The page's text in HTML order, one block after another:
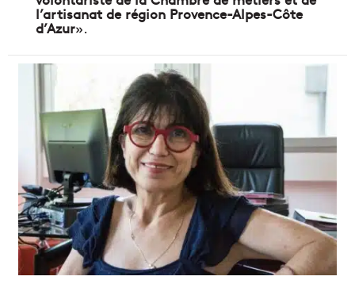
l’artisanat de région Provence-Alpes-Côte
d’Azur».